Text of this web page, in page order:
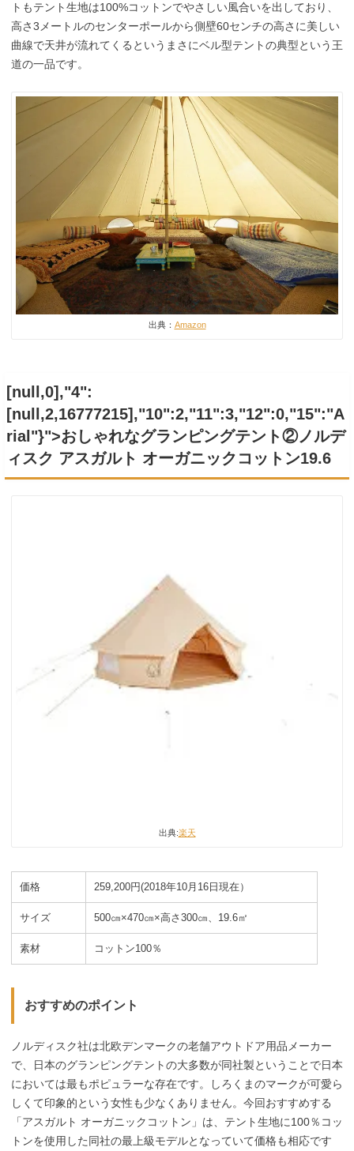
トもテント生地は100%コットンでやさしい風合いを出しており、
高さ3メートルのセンターポールから側壁60センチの高さに美しい
曲線で天井が流れてくるというまさにベル型テントの典型という王
道の一品です。
出典： Amazon
[null,0],"4":
[null,2,16777215],"10":2,"11":3,"12":0,"15":"A
rial"}">おしゃれなグランピングテント②ノルデ
ィスク アスガルト オーガニックコットン19.6
出典:楽天
価格 259,200円(2018年10月16日現在）
サイズ 500㎝×470㎝×高さ300㎝、19.6㎡
素材 コットン100％
おすすめのポイント
ノルディスク社は北欧デンマークの老舗アウトドア用品メーカー
で、日本のグランピングテントの大多数が同社製ということで日本
においては最もポピュラーな存在です。しろくまのマークが可愛ら
しくて印象的という女性も少なくありません。今回おすすめする
「アスガルト オーガニックコットン」は、テント生地に100％コッ
トンを使用した同社の最上級モデルとなっていて価格も相応です